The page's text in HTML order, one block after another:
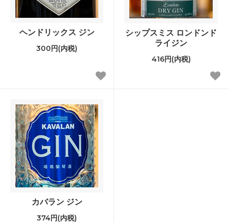
ヘンドリックス ジン
300円(内税)
シップスミス ロンドンド
ライジン
416円(内税)
カバラン ジン
374円(内税)